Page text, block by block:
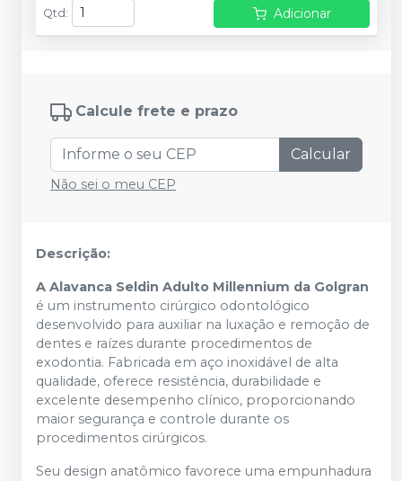
Qtd : Adicionar
Calcule frete e prazo
Calcular
Não sei o meu CEP
Descrição:
A Alavanca Seldin Adulto Millennium da Golgran
é um instrumento cirúrgico odontológico
desenvolvido para auxiliar na luxação e remoção de
dentes e raízes durante procedimentos de
exodontia. Fabricada em aço inoxidável de alta
qualidade, oferece resistência, durabilidade e
excelente desempenho clínico, proporcionando
maior segurança e controle durante os
procedimentos cirúrgicos.
Seu design anatômico favorece uma empunhadura